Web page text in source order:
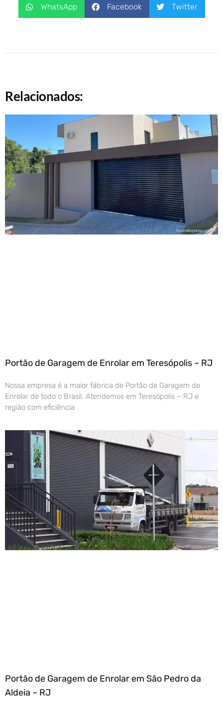
WhatsApp Facebook Twitter
Relacionados:
Portão de Garagem de Enrolar em Teresópolis – RJ
Nossa empresa é a maior fábrica de Portão de Garagem de
Enrolar de todo o Brasil. Atendemos em Teresópolis – RJ e
região com eficiência
Portão de Garagem de Enrolar em São Pedro da
Aldeia – RJ